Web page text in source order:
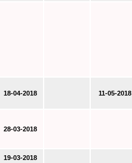
18-04-2018 11-05-2018
28-03-2018
19-03-2018